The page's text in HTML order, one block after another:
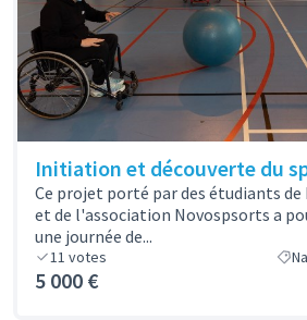
Initiation et découverte du
Ce projet porté par des étudiants
et de l'association Novospsorts a
une journée de...
11 votes
5 000 €